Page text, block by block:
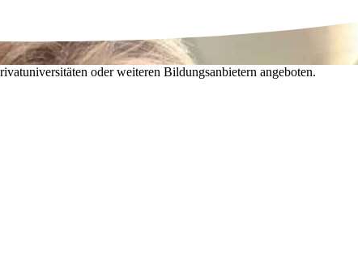
oder weiteren Bildungsanbietern angeboten.